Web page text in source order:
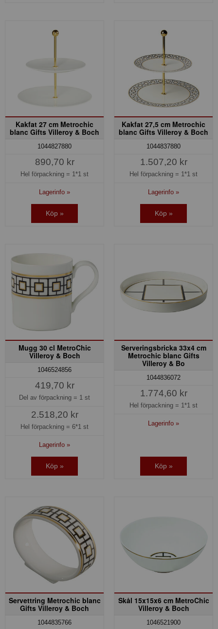
Kakfat 27 cm Metrochic
blanc Gifts Villeroy & Boch
1044827880
890,70 kr
Hel förpackning = 1*1 st
Lagerinfo »
Köp »
Kakfat 27,5 cm Metrochic
blanc Gifts Villeroy & Boch
1044837880
1.507,20 kr
Hel förpackning = 1*1 st
Lagerinfo »
Köp »
Mugg 30 cl MetroChic
Villeroy & Boch
1046524856
419,70 kr
Del av förpackning = 1 st
2.518,20 kr
Hel förpackning = 6*1 st
Lagerinfo »
Köp »
Serveringsbricka 33x4 cm
Metrochic blanc Gifts
Villeroy & Bo
1044836072
1.774,60 kr
Hel förpackning = 1*1 st
Lagerinfo »
Köp »
Servettring Metrochic blanc
Gifts Villeroy & Boch
1044835766
Skål 15x15x6 cm MetroChic
Villeroy & Boch
1046521900